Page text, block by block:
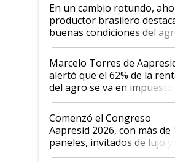
En un cambio rotundo,
productor brasilero
buenas condiciones del
argentino para invertir:
más motivados"
Marcelo Torres de
alertó que el 62% de la
del agro se va en impuestos:
"No es bueno que en
Argentina se sigan
las mismas cosas de hace
años"
Comenzó el Congreso
Aapresid 2026, con más de
paneles, invitados de lujo y
todas las tendencias